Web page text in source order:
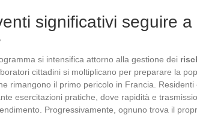
significativi seguire
si intensifica attorno alla gestione dei
cittadini si moltiplicano per preparare la
rimangono il primo pericolo in Francia.
esercitazioni pratiche, dove rapidità e
Progressivamente, ognuno trova il